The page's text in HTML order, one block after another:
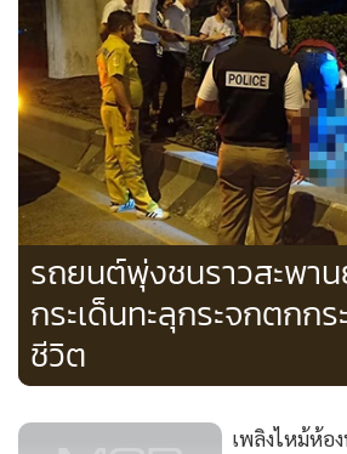
รถยนต์พุ่งชนราวสะพา
กระเด็นทะลุกระจกตกก
ชีวิต
เพลิงไหม้ห้อ